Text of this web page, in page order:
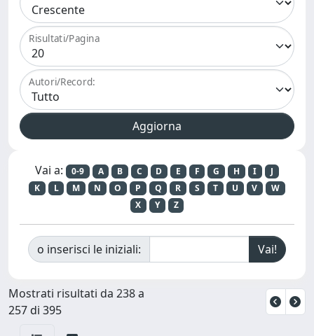
Risultati/Pagina
Autori/Record:
Vai a: 0-9 A B C D E F G H I
J
K
L M N O P Q R S T U V
W
X
Y Z
o inserisci le iniziali:
Mostrati risultati da 238 a
257 di 395